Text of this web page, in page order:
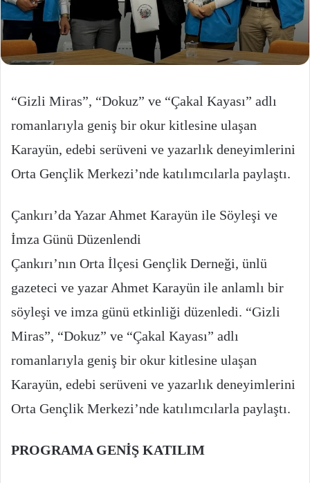
“Gizli Miras”, “Dokuz” ve “Çakal Kayası” adlı
romanlarıyla geniş bir okur kitlesine ulaşan
Karayün, edebi serüveni ve yazarlık deneyimlerini
Orta Gençlik Merkezi’nde katılımcılarla paylaştı.
Çankırı’da Yazar Ahmet Karayün ile Söyleşi ve
İmza Günü Düzenlendi
Çankırı’nın Orta İlçesi Gençlik Derneği, ünlü
gazeteci ve yazar Ahmet Karayün ile anlamlı bir
söyleşi ve imza günü etkinliği düzenledi. “Gizli
Miras”, “Dokuz” ve “Çakal Kayası” adlı
romanlarıyla geniş bir okur kitlesine ulaşan
Karayün, edebi serüveni ve yazarlık deneyimlerini
Orta Gençlik Merkezi’nde katılımcılarla paylaştı.
PROGRAMA GENİŞ KATILIM